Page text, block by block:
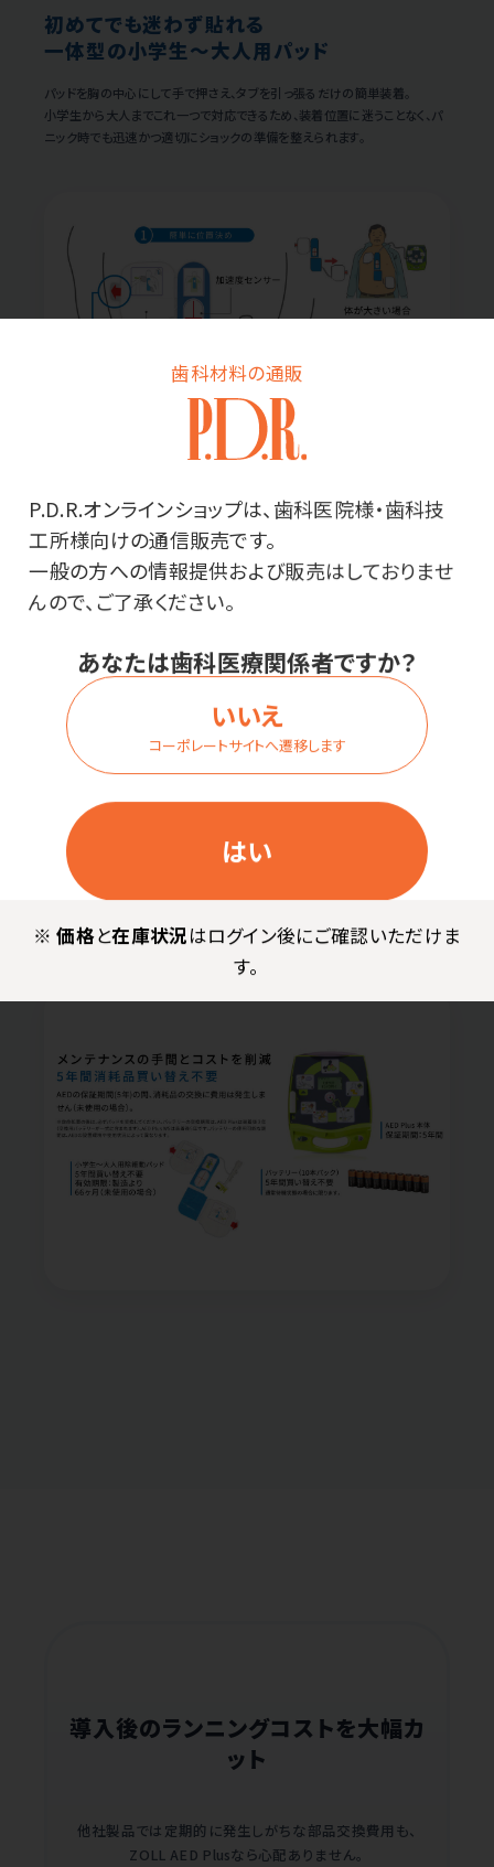
歯科材料の通販
P.D.R.オンラインショップは、歯科医院様・歯科技
工所様向けの通信販売です。
一般の方への情報提供および販売はしておりませ
んので、ご了承ください。
あなたは歯科医療関係者ですか？
はい
いいえ
コーポレートサイトへ遷移します
※価格と在庫状況はログイン後にご確認いただけま
す。
初めてでも迷わず貼れる
一体型の小学生～大人用パッド
パッドを胸の中心にして手で押さえ、タブを引っ張るだけの簡単装着。
小学生から大人までこれ一つで対応できるため、装着位置に迷うことなく、パ
ニック時でも迅速かつ適切にショックの準備を整えられます。
03
メンテナンスの手間とコストを削減
5年間消耗品交換不要
使用準備が整っていることを検証するためにAEDが週に1回自動でセルフテ
ストするため、日常の点検・管理の手間がかかりません。
お忙しい設置管理者様にとって悩みの種である消耗品も、交換の手間と費用
が要らずトータルコスト削減に貢献します。
さらに、さまざまな場所で使用可能なIP55*の防塵・防水性能を備えていま
*防水・防塵の国際基準
導入後のランニングコストを大幅カ
ット
他社製品では定期的に発生しがちな部品交換費用も、
ZOLL AED Plusなら心配ありません。